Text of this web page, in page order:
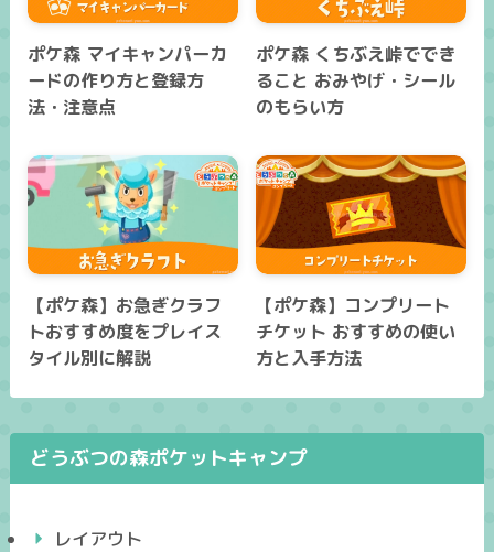
ポケ森 マイキャンパーカ
ードの作り方と登録方
法・注意点
ポケ森 くちぶえ峠ででき
ること おみやげ・シール
のもらい方
【ポケ森】お急ぎクラフ
トおすすめ度をプレイス
タイル別に解説
【ポケ森】コンプリート
チケット おすすめの使い
方と入手方法
どうぶつの森ポケットキャンプ
レイアウト